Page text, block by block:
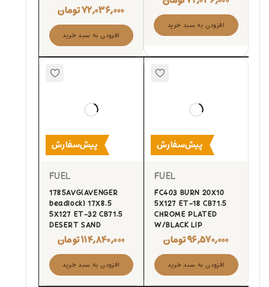
افزودن به سبد خرید
۷۲,۰۳۶,۰۰۰تومان
افزودن به سبد خرید
پیش‌سفارش
FUEL
FC403 BURN 20X10
5X127 ET-18 CB71.5
CHROME PLATED
W/BLACK LIP
۹۶,۵۷۰,۰۰۰تومان
افزودن به سبد خرید
پیش‌سفارش
FUEL
1785AVG(AVENGER
beadlock) 17X8.5
5X127 ET-32 CB71.5
DESERT SAND
۱۱۴,۸۴۰,۰۰۰تومان
افزودن به سبد خرید